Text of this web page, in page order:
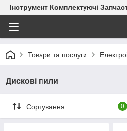
Інструмент Комплектуючі
Товари та послуги
Дискові пили
Сортування 0